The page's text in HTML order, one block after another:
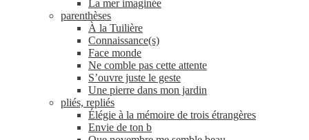
La mer imaginée
parenthèses
À la Tuilière
Connaissance(s)
Face monde
Ne comble pas cette attente
S’ouvre juste le geste
Une pierre dans mon jardin
pliés, repliés
Élégie à la mémoire de trois étrangères
Envie de ton b